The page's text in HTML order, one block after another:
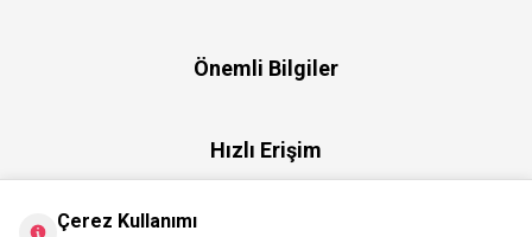
Önemli Bilgiler
Hızlı Erişim
Çerez Kullanımı